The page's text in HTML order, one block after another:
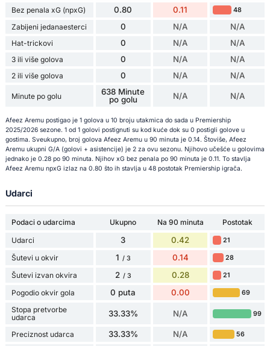
Bez penala xG (npxG) 0.80 0.11 48
Zabijeni jedanaesterci 0 N/A N/A
Hat-trickovi 0 N/A N/A
3 ili više golova 0 N/A N/A
2 ili više golova 0 N/A N/A
Minute po golu
638 Minute
po golu
N/A N/A
Afeez Aremu postigao je 1 golova u 10 broju utakmica do sada u Premiership
2025/2026 sezone. 1 od 1 golovi postignuti su kod kuće dok su 0 postigli golove u
gostima. Sveukupno, broj golova Afeez Aremu u 90 minuta je 0.14. Štoviše, Afeez
Aremu ukupni G/A (golovi + asistencije) je 2 za ovu sezonu. Njihovo učešće u golovima
jednako je 0.28 po 90 minuta. Njihov xG bez penala po 90 minuta je 0.11. To stavlja
Afeez Aremu npxG izlaz na 0.80 što ih stavlja u 48 postotak Premiership igrača.
Udarci
Podaci o udarcima Ukupno Na 90 minuta
Postotak
Udarci
3 0.42 21
Šutevi u okvir 1 / 3 0.14 28
Šutevi izvan okvira 2 / 3 0.28 21
Pogodio okvir gola 0 puta 0.00 69
Stopa pretvorbe
udarca
33.33% N/A 99
Preciznost udarca 33.33% N/A 56